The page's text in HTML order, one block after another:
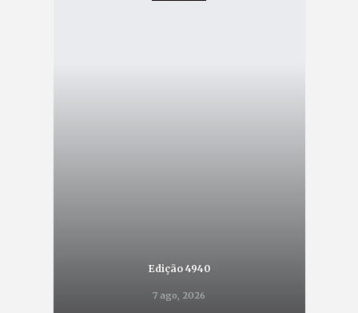
Edição 4940
7 ago, 2026